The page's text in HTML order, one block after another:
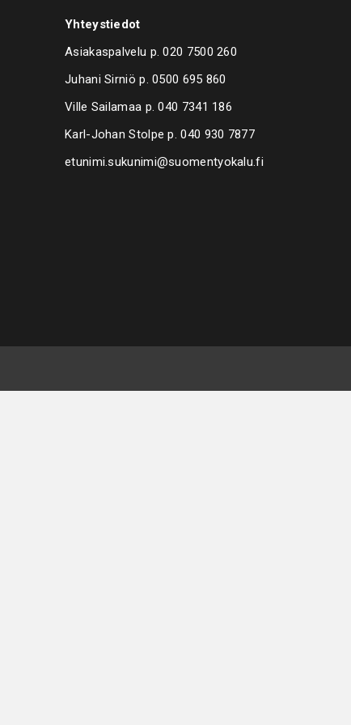
Yhteystiedot
Asiakaspalvelu p.020 7500 260
Juhani Sirniö p.0500 695 860
Ville Sailamaa p.040 7341 186
Karl-Johan Stolpe p.040 930 7877
etunimi.sukunimi@suomentyokalu.fi